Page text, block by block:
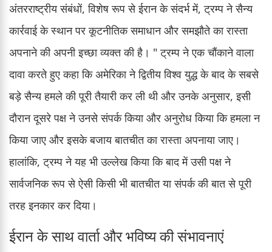
अंतरराष्ट्रीय संबंधों, विशेष रूप से ईरान के संदर्भ में, ट्रम्प ने सैन्य
कार्रवाई के स्थान पर कूटनीतिक समाधान और समझौते का रास्ता
अपनाने की अपनी इच्छा व्यक्त की है। " ट्रम्प ने एक चौंकाने वाला
दावा करते हुए कहा कि अमेरिका ने द्वितीय विश्व युद्ध के बाद के सबसे
बड़े सैन्य हमले की पूरी तैयारी कर ली थी और उनके अनुसार, इसी
दौरान दूसरे पक्ष ने उनसे संपर्क किया और अनुरोध किया कि हमला न
किया जाए और इसके बजाय बातचीत का रास्ता अपनाया जाए।
हालांकि, ट्रम्प ने यह भी उल्लेख किया कि बाद में उसी पक्ष ने
सार्वजनिक रूप से ऐसी किसी भी बातचीत या संपर्क की बात से पूरी
तरह इनकार कर दिया।
ईरान के साथ वार्ता और भविष्य की संभावनाएं